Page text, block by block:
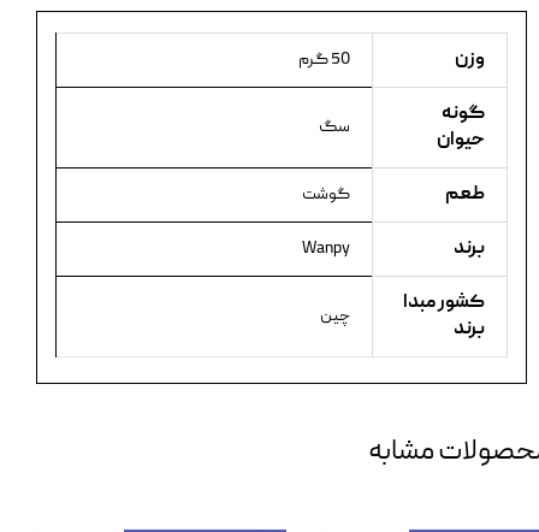
وزن 50 گرم
گونه
حیوان
سگ
طعم گوشت
برند Wanpy
کشور مبدا
برند
چین
مشابه